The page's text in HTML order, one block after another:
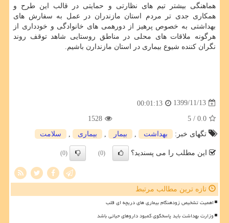
هماهنگی بیشتر تیم های نظارتی و حمایتی در قالب این طرح و
همکاری جدی تر مردم استان مازندران در عمل به سفارش های
بهداشتی به خصوص پرهیز از دورهمی های خانوادگی و خودداری از
هرگونه ملاقات های محلی در مناطق روستایی شاهد توقف روند
نگران کننده شیوع بیماری در استان مازندارن باشیم.
1399/11/13
00:01:13
0.0
/ 5
1528
تگهای خبر:
بهداشت بیمار بیماری سلامت
این مطلب را می پسندید؟ (0)
(0)
تازه ترین مطالب مرتبط
اهمیت تشخیص زودهنگام بیماری های دریچه ای قلب
وزارت بهداشت باید پاسخگوی کمبود داروهای حیاتی باشد